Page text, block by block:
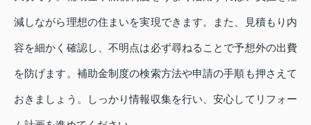
減しながら理想の住まいを実現できます。また、見積もり内
容を細かく確認し、不明点は必ず尋ねることで予想外の出費
を防げます。補助金制度の検索方法や申請の手順も押さえて
おきましょう。しっかり情報収集を行い、安心してリフォー